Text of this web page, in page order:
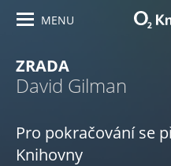
MENU
ZRADA
David Gilman
Pro pokračování se
Knihovny